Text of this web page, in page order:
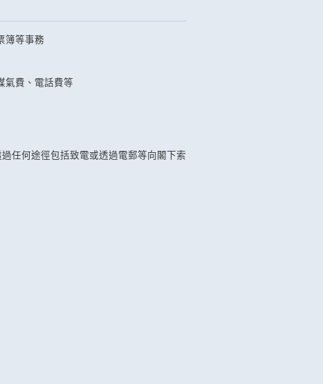
簿等事務
氣費、電話費等
任何途徑包括致電或透過電郵等向閣下索